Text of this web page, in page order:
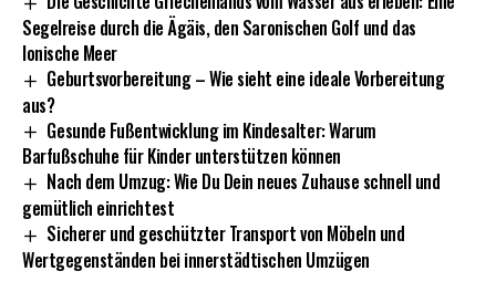
Segelreise durch die Ägäis, den Saronischen Golf und das
Ionische Meer
Geburtsvorbereitung – Wie sieht eine ideale Vorbereitung
aus?
Gesunde Fußentwicklung im Kindesalter: Warum
Barfußschuhe für Kinder unterstützen können
Nach dem Umzug: Wie Du Dein neues Zuhause schnell und
gemütlich einrichtest
Sicherer und geschützter Transport von Möbeln und
Wertgegenständen bei innerstädtischen Umzügen